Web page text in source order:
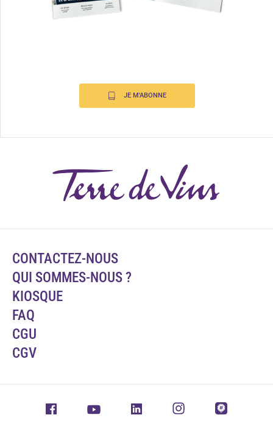
JE M'ABONNE
CONTACTEZ-NOUS
QUI SOMMES-NOUS ?
KIOSQUE
FAQ
CGU
CGV